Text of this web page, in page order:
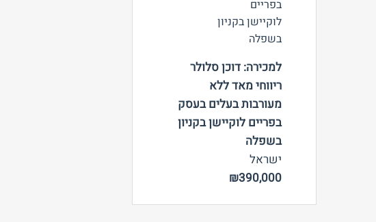
למכירה: דוכן סלולר
ריווחי מאד ללא
מעורבות בעלים בעסק
בפריים לוקיישן בקניון
בשפלה
ישראל
₪390,000